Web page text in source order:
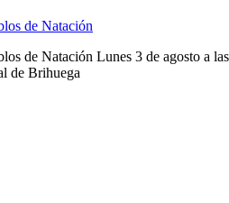
de Natación
de Natación Lunes 3 de agosto a las
de Brihuega